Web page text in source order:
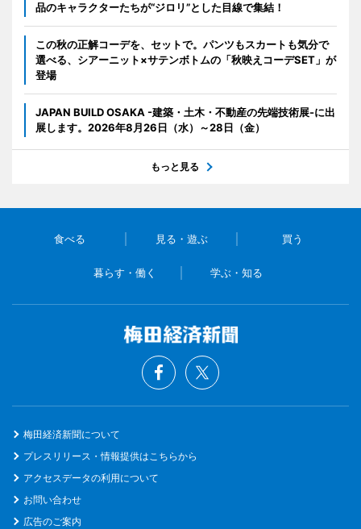
品のキャラクターたちが“ジロリ”とした目線で集結！
この秋の正解コーデを、セットで。パンツもスカートも気分で
選べる、シアーニット×サテンボトムの「秋映えコーデSET」が
登場
JAPAN BUILD OSAKA -建築・土木・不動産の先端技術展-に出
展します。2026年8月26日（水）～28日（金）
もっと見る
食べる 見る・遊ぶ 買う
暮らす・働く 学ぶ・知る
梅田経済新聞について
プレスリリース・情報提供はこちらから
アクセスデータの利用について
お問い合わせ
広告のご案内